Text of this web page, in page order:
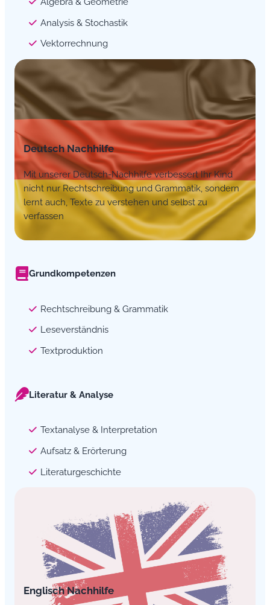
Analysis & Stochastik
Vektorrechnung
Deutsch Nachhilfe
Mit unserer Deutsch-Nachhilfe verbessert Ihr Kind
nicht nur Rechtschreibung und Grammatik, sondern
lernt auch, Texte zu verstehen und selbst zu
verfassen
Grundkompetenzen
Rechtschreibung & Grammatik
Leseverständnis
Textproduktion
Literatur & Analyse
Textanalyse & Interpretation
Aufsatz & Erörterung
Literaturgeschichte
Englisch Nachhilfe